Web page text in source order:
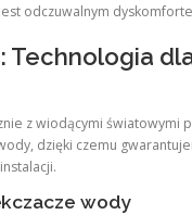
odczuwalnym
Technologia
z wiodącymi światowymi
dzięki czemu
wody